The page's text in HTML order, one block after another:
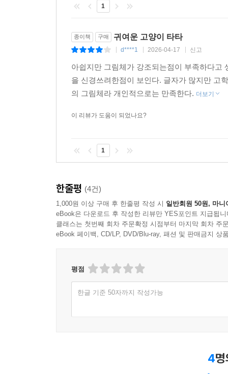
1
종이책 구매 귀여운 고양이 타타
d****1 2026-04-17 신고
아쉽지만 그림체가 강조되는점이 부족하다고
을 신경쓰려한점이 보인다. 글자가 많지만 고
의 그림체라 개인적으로는 만족한다. 더보기
이 리뷰가 도움이 되었나요?
1
한줄평 (4건)
1,000원 이상 구매 후 한줄평 작성 시 일반회원 50원, 마니
eBook은 다운로드 후 작성한 리뷰만 YES포인트 지급됩니
클래스는 첫번째 회차 주문확정 시점부터 마지막 회차 주
eBook 페이백, CD/LP, DVD/Blu-ray, 패션 및 판매금지 상
평점
한글 기준 50자까지 작성가능
4